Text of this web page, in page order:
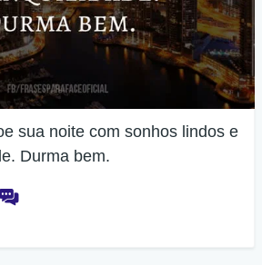
sua noite com sonhos lindos e
Durma bem.